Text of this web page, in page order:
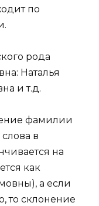
по
рода
Наталья
и т.д.
фамилии
в
на
как
а если
то склонение